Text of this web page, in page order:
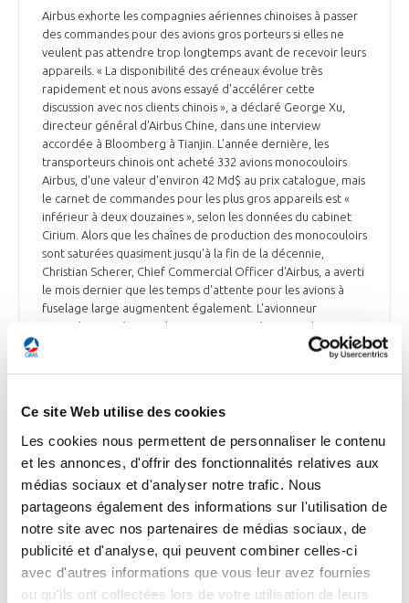
Ce site Web utilise des cookies
Les cookies nous permettent de personnaliser le contenu
et les annonces, d'offrir des fonctionnalités relatives aux
médias sociaux et d'analyser notre trafic. Nous
partageons également des informations sur l'utilisation de
notre site avec nos partenaires de médias sociaux, de
publicité et d'analyse, qui peuvent combiner celles-ci
avec d'autres informations que vous leur avez fournies
ou qu'ils ont collectées lors de votre utilisation de leurs
Airbus exhorte les compagnies aériennes chinoises à passer
des commandes pour des avions gros porteurs si elles ne
veulent pas attendre trop longtemps avant de recevoir leurs
appareils. « La disponibilité des créneaux évolue très
rapidement et nous avons essayé d'accélérer cette
discussion avec nos clients chinois », a déclaré George Xu,
directeur général d'Airbus Chine, dans une interview
accordée à Bloomberg à Tianjin. L'année dernière, les
transporteurs chinois ont acheté 332 avions monocouloirs
Airbus, d'une valeur d'environ 42 Md$ au prix catalogue, mais
le carnet de commandes pour les plus gros appareils est «
inférieur à deux douzaines », selon les données du cabinet
Cirium. Alors que les chaînes de production des monocouloirs
sont saturées quasiment jusqu'à la fin de la décennie,
Christian Scherer, Chief Commercial Officer d'Airbus, a averti
le mois dernier que les temps d'attente pour les avions à
fuselage large augmentent également. L'avionneur
européen a prévu que les compagnies aériennes chinoises
auront besoin de 9 440 nouveaux avions entre 2023 et 2042,
dont environ 15% de gros porteurs. « L'Asie représente la
demande de l'Asie », a expliqué George Xu. Environ 50
compagnies aériennes chinoises exploitent quelque 3 190
China, China Southern Airlines et China Eastern Airlines)
représentent les deux tiers de la flotte globale et ont des
avions dont l'âge moyen est d'environ 8 ans.
Boursier.com du 5 juillet